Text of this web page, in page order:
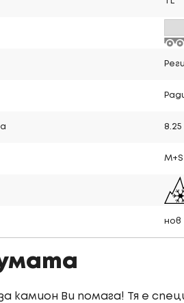
8.25
M+S
нов
камион Ви помага! Тя е